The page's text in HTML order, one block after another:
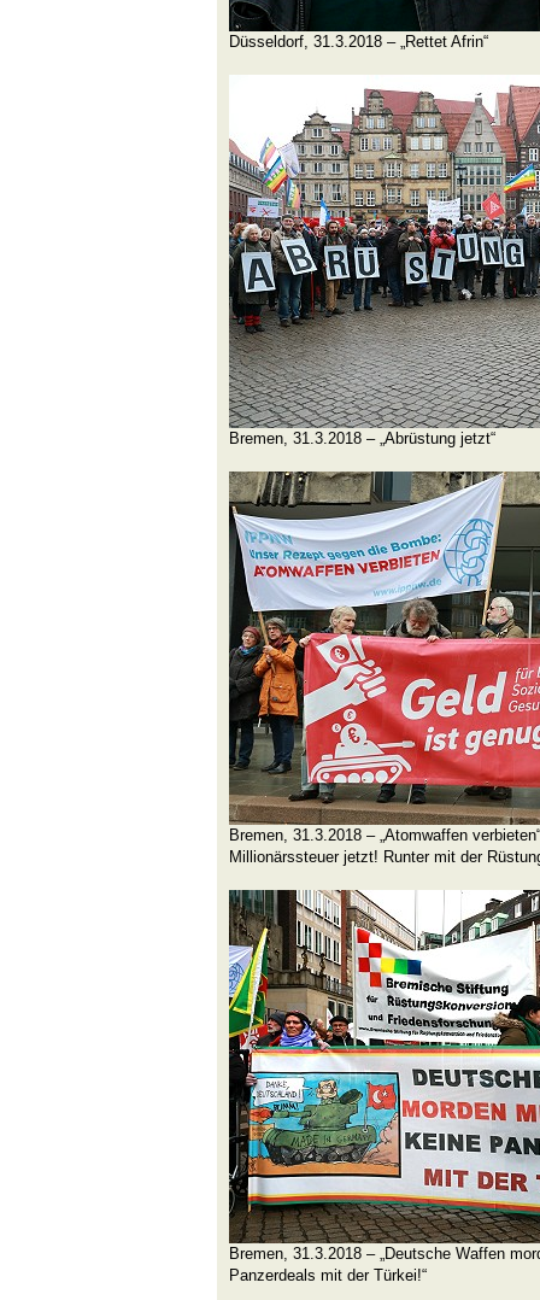
Düsseldorf, 31.3.2018 – „Rettet Afrin“
Bremen, 31.3.2018 – „Abrüstung jetzt“
Bremen, 31.3.2018 – „Atomwaffen
Millionärssteuer jetzt! Runter mit der
Bremen, 31.3.2018 – „Deutsche Waffen
Panzerdeals mit der Türkei!“